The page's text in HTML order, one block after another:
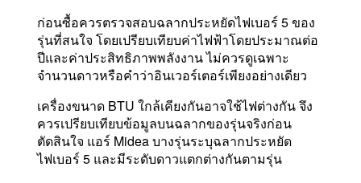
ก่อนซื้อควรตรวจสอบฉลากประหยัดไฟเบอร์ 5 ของ
รุ่นที่สนใจ โดยเปรียบเทียบค่าไฟฟ้าโดยประมาณต่อ
ปีและค่าประสิทธิภาพพลังงาน ไม่ควรดูเฉพาะ
จำนวนดาวหรือคำว่าอินเวอร์เตอร์เพียงอย่างเดียว
เครื่องขนาด BTU ใกล้เคียงกันอาจใช้ไฟต่างกัน จึง
ควรเปรียบเทียบข้อมูลบนฉลากของรุ่นจริงก่อน
ตัดสินใจ แอร์ Midea บางรุ่นระบุฉลากประหยัด
ไฟเบอร์ 5 และมีระดับดาวแตกต่างกันตามรุ่น